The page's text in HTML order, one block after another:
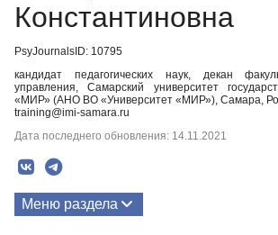
Константиновна
PsyJournalsID: 10795
кандидат педагогических наук, декан
управления, Самарский университет
«МИР» (АНО ВО «Университет «МИР»), Самара,
training@imi-samara.ru
Дата последнего обновления: 14.11.2021
Меню раздела